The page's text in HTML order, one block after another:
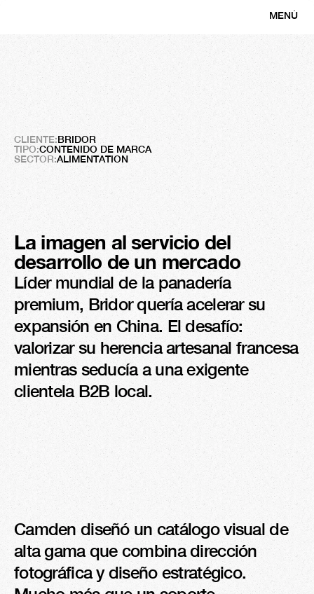
MENÚ
Bridor
La panadería francesa
arrasa
China
CLIENTE:BRIDOR
TIPO:CONTENIDO DE MARCA
SECTOR:ALIMENTATION
La imagen al servicio del
desarrollo de un mercado
Líder mundial de la panadería
premium, Bridor quería acelerar su
expansión en China. El desafío:
valorizar su herencia artesanal francesa
mientras seducía a una exigente
clientela B2B local.
Camden diseñó un catálogo visual de
alta gama que combina dirección
fotográfica y diseño estratégico.